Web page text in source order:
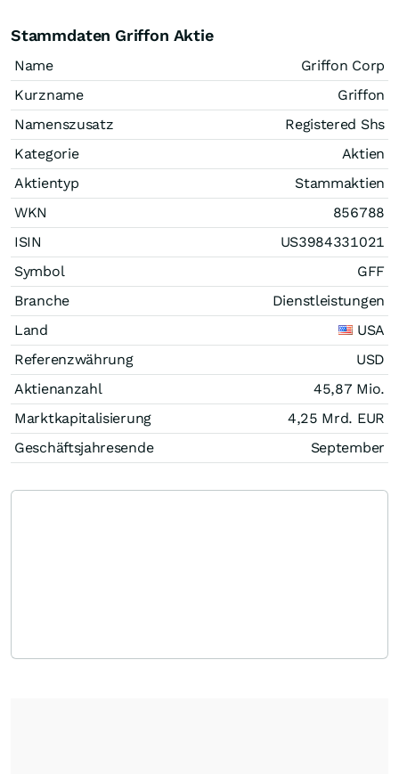
Stammdaten Griffon Aktie
Name
Griffon Corp
Kurzname
Griffon
Namenszusatz
Registered Shs
Kategorie
Aktien
Aktientyp
Stammaktien
WKN
856788
ISIN
US3984331021
Symbol
GFF
Branche
Dienstleistungen
Land
USA
Referenzwährung
USD
Aktienanzahl
45,87 Mio.
Marktkapitalisierung
4,25 Mrd. EUR
Geschäftsjahresende
September